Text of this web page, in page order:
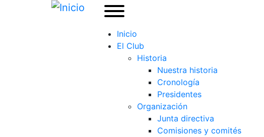
Inicio
El Club
Historia
Nuestra historia
Cronología
Presidentes
Organización
Junta directiva
Comisiones y comités